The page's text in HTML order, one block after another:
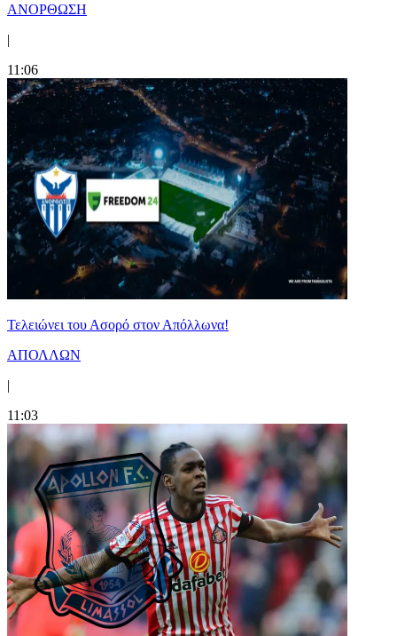
ΑΝΟΡΘΩΣΗ
|
11:06
Τελειώνει του Ασορό στον Απόλλωνα!
ΑΠΟΛΛΩΝ
|
11:03